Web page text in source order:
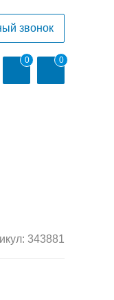
звонок
0 0
343881